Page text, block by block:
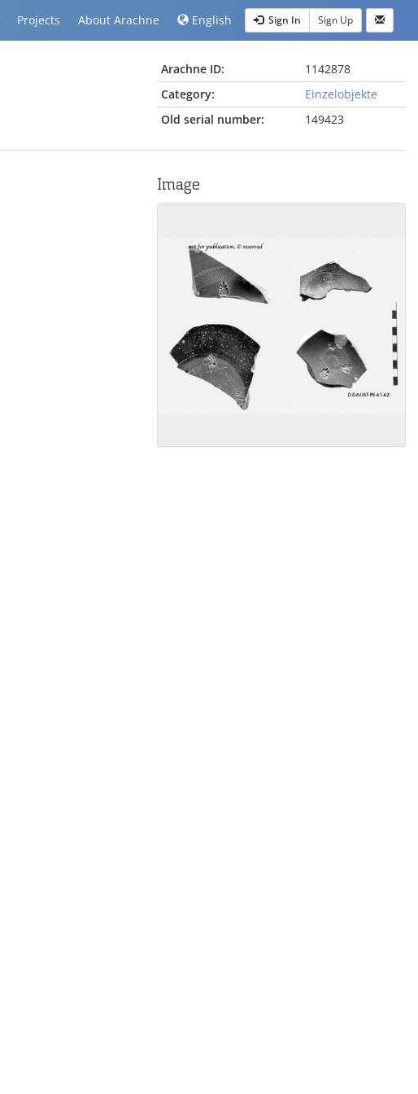
Projects About Arachne English Sign In Sign Up
Arachne ID:
1142878
Category:
Einzelobjekte
Old serial number:
149423
Image